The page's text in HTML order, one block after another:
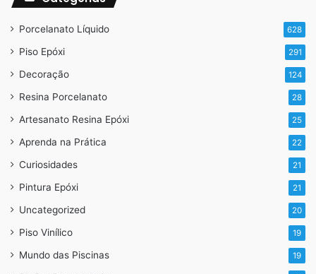
que fez esse piso irá conseguir fazer outro igual.
Porcelanato Líquido 628
Piso Epóxi 291
Decoração 124
Resina Porcelanato 28
Artesanato Resina Epóxi 25
Aprenda na Prática 22
Curiosidades 21
Pintura Epóxi 21
Uncategorized 20
Piso Vinílico 19
Mundo das Piscinas 19